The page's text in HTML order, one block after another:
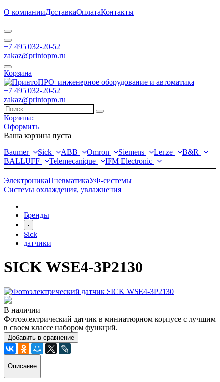
О компанииДоставкаОплатаКонтакты
+7 495 032-20-52
zakaz@printopro.ru
Корзина
+7 495 032-20-52
zakaz@printopro.ru
Корзина:
Оформить
Ваша корзина пуста
Baumer
Sick ABB Omron Siemens Lenze
B&R
BALLUFF
Telemecanique IFM Electronic
ЭлектроникаПневматикаУФ-системы
Системы охлаждения, увлажнения
Бренды
-
Sick
датчики
SICK WSE4-3P2130
В наличии
Фотоэлектрический датчик в миниатюрном корпусе с лучшим
в своем классе набором функций.
Добавить в сравнение
Описание